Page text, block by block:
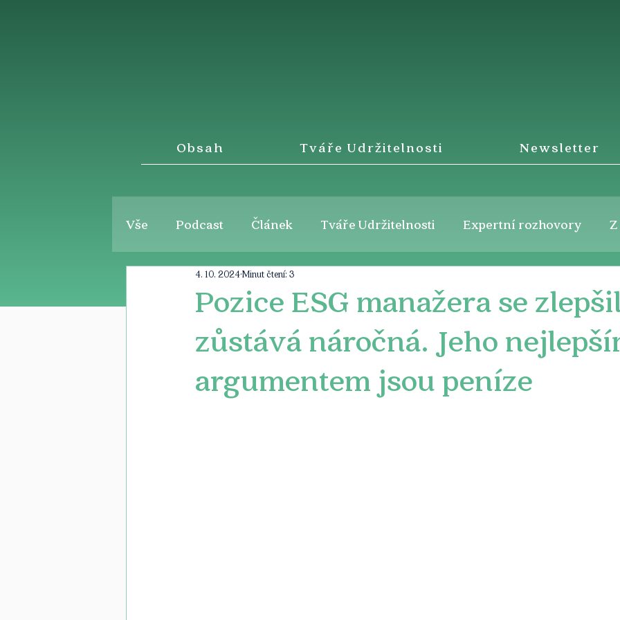
Obsah Tváře Udržitelnosti Newsletter
Vše Podcast Článek Tváře Udržitelnosti Expertní rozhovory
Pozice ESG manažera se
zůstává náročná. Jeho
argumentem jsou peníze
4. 10. 2024Minut čtení: 3